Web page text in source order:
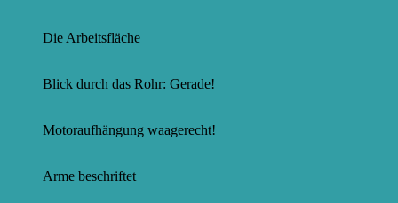
Die Arbeitsfläche
Blick durch das Rohr: Gerade!
Motoraufhängung waagerecht!
Arme beschriftet